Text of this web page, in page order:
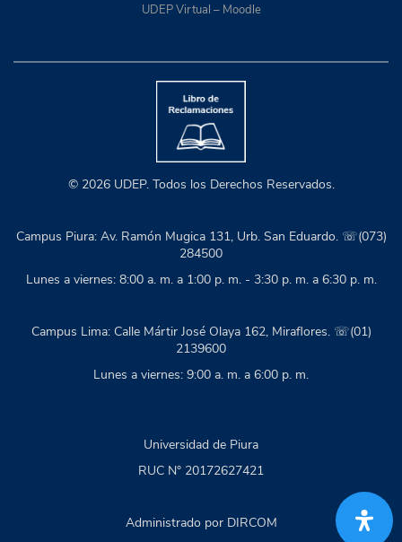
UDEP Virtual – Moodle
© 2026 UDEP. Todos los Derechos Reservados.
Campus Piura: Av. Ramón Mugica 131, Urb. San Eduardo. ☏(073)
284500
Lunes a viernes: 8:00 a. m. a 1:00 p. m. - 3:30 p. m. a 6:30 p. m.
Campus Lima: Calle Mártir José Olaya 162, Miraflores. ☏(01)
2139600
Lunes a viernes: 9:00 a. m. a 6:00 p. m.
Universidad de Piura
RUC N° 20172627421
Administrado por DIRCOM